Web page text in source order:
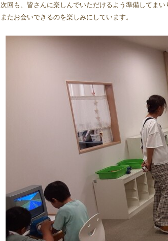
次回も、皆さんに楽しんでいただけるよう準備してまい
またお会いできるのを楽しみにしています。